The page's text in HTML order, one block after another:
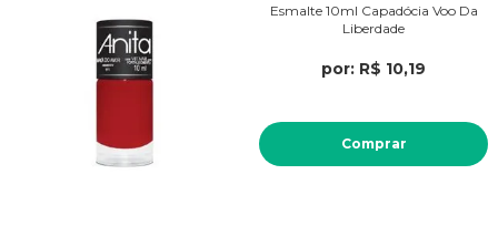
Esmalte 10ml Capadócia Voo Da
Liberdade
por: R$ 10,19
Comprar